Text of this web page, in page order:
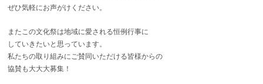
ぜひ気軽にお声がけください。
またこの文化祭は地域に愛される恒例行事に
していきたいと思っています。
私たちの取り組みにご賛同いただける皆様からの
協賛も大大大募集！